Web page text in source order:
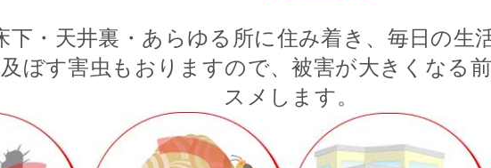
下・天井裏・あらゆる所に住み着き、毎日の生
ぼす害虫もおりますので、被害が大きくなる
スメします。